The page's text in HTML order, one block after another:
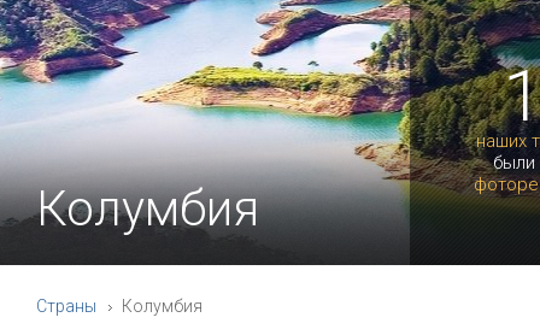
наших
были
Колумбия
Страны Колумбия